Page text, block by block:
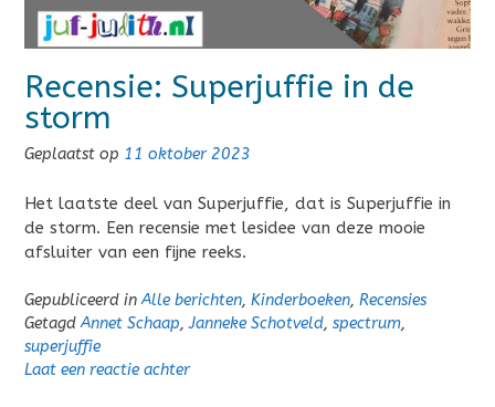
Recensie: Superjuffie in de
storm
Geplaatst op 11 oktober 2023
Het laatste deel van Superjuffie, dat is Superjuffie in
de storm. Een recensie met lesidee van deze mooie
afsluiter van een fijne reeks.
Gepubliceerd inAlle berichten, Kinderboeken, Recensies
GetagdAnnet Schaap,Janneke Schotveld, spectrum,
superjuffie
Laat een reactie achter